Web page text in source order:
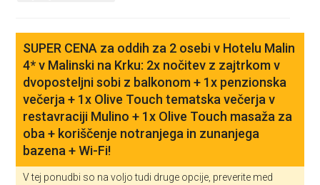
SUPER CENA za oddih za 2 osebi v Hotelu Malin
4* v Malinski na Krku: 2x nočitev z zajtrkom v
dvoposteljni sobi z balkonom + 1x penzionska
večerja + 1x Olive Touch tematska večerja v
restavraciji Mulino + 1x Olive Touch masaža za
oba + koriščenje notranjega in zunanjega
bazena + Wi-Fi!
V tej ponudbi so na voljo tudi druge opcije, preverite med